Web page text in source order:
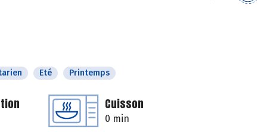
Eté Printemps
Cuisson
0 min